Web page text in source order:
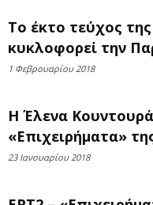
Το έκτο τεύχος
κυκλοφορεί την
1 Φεβρουαρίου 2018
Η Έλενα
«Επιχειρήματα»
23 Ιανουαρίου 2018